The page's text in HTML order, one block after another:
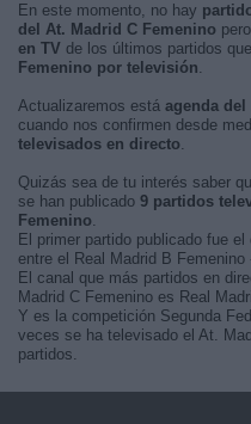
En este momento, no hay
del At. Madrid C Femenino
en TV de los últimos partidos
Femenino por televisión.
Actualizaremos está agenda del
cuando nos confirmen desde
televisados en directo.
Quizás sea de tu interés saber
se han publicado 9 partidos
Femenino.
El primer partido publicado fue
entre el Real Madrid B
El canal que más partidos en
Madrid C Femenino es Real
Y es la competición Segunda
veces se ha televisado el At.
partidos.